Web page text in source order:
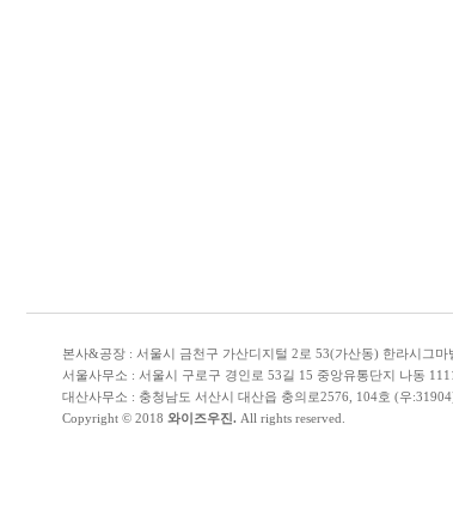
본사&공장 : 서울시 금천구 가산디지털 2로 53(가산동) 한라시그
서울사무소 : 서울시 구로구 경인로 53길 15 중앙유통단지 나동
대산사무소 : 충청남도 서산시 대산읍 충의로2576, 104호 (우
Copyright © 2018 와이즈우진. All rights reserved.